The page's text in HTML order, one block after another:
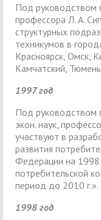
Под руководством
профессора Л. А.
структурных
техникумов в
Красноярск, Омск,
Камчатский,
1997 год
Под руководством
экон. наук,
участвуют в
развития
Федерации на
потребительской
период до 2010 г.».
1998 год